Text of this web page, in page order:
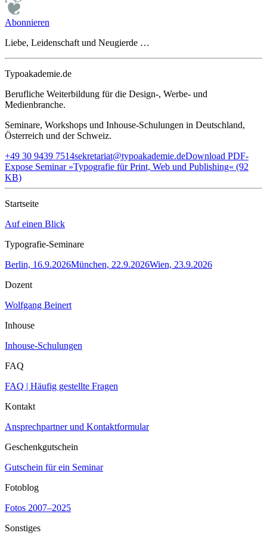
Abonnieren
Liebe, Leidenschaft und Neugierde …
Typoakademie.de
Berufliche Weiterbildung für die Design-, Werbe- und
Medienbranche.
Seminare, Workshops und Inhouse-Schulungen in Deutschland,
Österreich und der Schweiz.
+49 30 9439 7514sekretariat@typoakademie.deDownload PDF-
Expose Seminar »Typografie für Print, Web und Publishing« (92
KB)
Startseite
Auf einen Blick
Typografie-Seminare
Berlin, 16.9.2026München, 22.9.2026Wien, 23.9.2026
Dozent
Wolfgang Beinert
Inhouse
Inhouse-Schulungen
FAQ
FAQ | Häufig gestellte Fragen
Kontakt
Ansprechpartner und Kontaktformular
Geschenkgutschein
Gutschein für ein Seminar
Fotoblog
Fotos 2007–2025
Sonstiges